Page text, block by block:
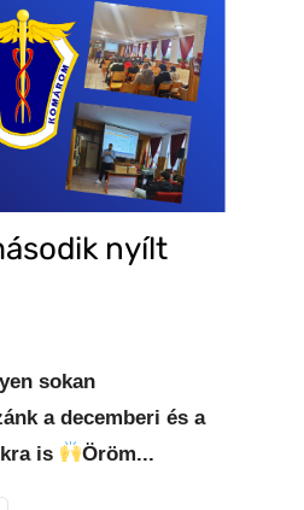
nyílt
sokan
a decemberi és a
is
Öröm...